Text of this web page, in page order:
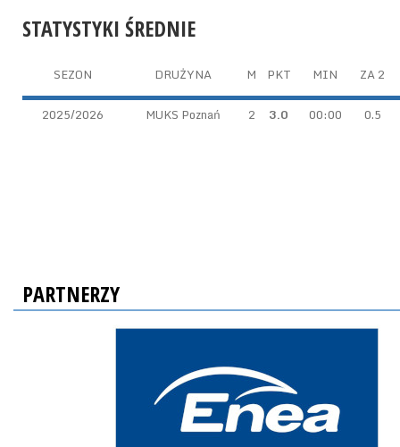
STATYSTYKI ŚREDNIE
SEZON DRUŻYNA M PKT MIN ZA 2
2025/2026 MUKS Poznań 2 3.0 00:00 0.5
PARTNERZY